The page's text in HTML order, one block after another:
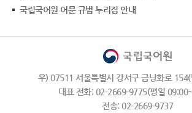
국립국어원 어문 규범 누리집 안내
우) 07511 서울특별시 강서구 금낭화로
대표 전화: 02-2669-9775(평일
전송: 02-2669-9737